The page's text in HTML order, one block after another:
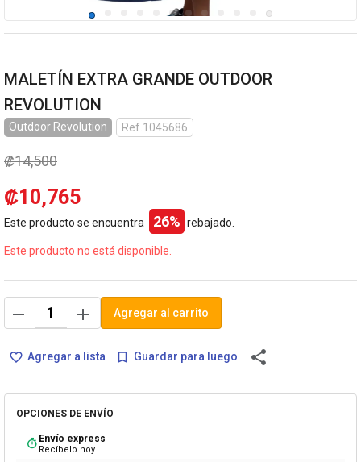
MALETÍN EXTRA GRANDE OUTDOOR
REVOLUTION
Outdoor Revolution Ref.1045686
₡14,500
₡10,765
Este producto se encuentra 26% rebajado.
Este producto no está disponible.
remove add Agregar al carrito
favorite_border Agregar a lista bookmark_border Guardar para luego share
OPCIONES DE ENVÍO
timer Envío express
Recíbelo hoy